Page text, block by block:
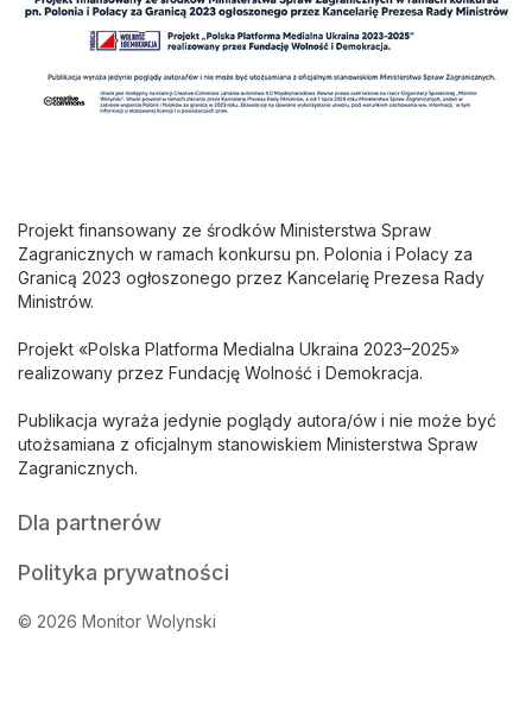
Projekt finansowany ze środków Ministerstwa Spraw
Zagranicznych w ramach konkursu pn. Polonia i Polacy za
Granicą 2023 ogłoszonego przez Kancelarię Prezesa Rady
Ministrów.
Projekt «Polska Platforma Medialna Ukraina 2023–2025»
realizowany przez Fundację Wolność i Demokracja.
Publikacja wyraża jedynie poglądy autora/ów i nie może być
utożsamiana z oficjalnym stanowiskiem Ministerstwa Spraw
Zagranicznych.
Dla partnerów
Polityka prywatności
© 2026 Monitor Wolynski